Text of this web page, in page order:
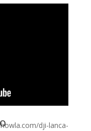
dji-lanca-